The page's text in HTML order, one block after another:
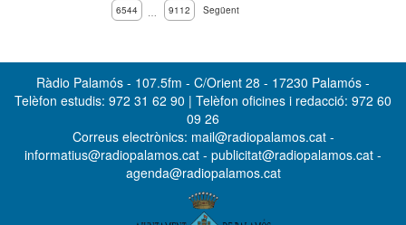
6544
… 9112 Següent
Ràdio Palamós - 107.5fm - C/Orient 28 - 17230 Palamós -
Telèfon estudis: 972 31 62 90 | Telèfon oficines i redacció: 972 60
09 26
Correus electrònics: mail@radiopalamos.cat -
informatius@radiopalamos.cat - publicitat@radiopalamos.cat -
agenda@radiopalamos.cat